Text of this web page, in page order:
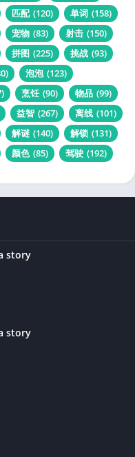
匹配 (120) 单词 (158)
宠物 (83) 射击 (150)
拼图 (225) 挑战 (93)
泡泡 (123)
烹饪 (90) 物品 (99)
益智 (267) 离线 (101)
解谜 (140) 解锁 (131)
颜色 (85) 驾驶 (192)
story
story